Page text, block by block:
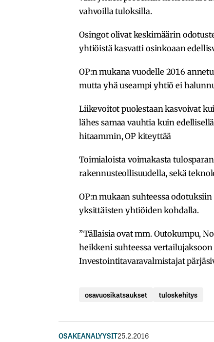
vahvoilla tuloksilla.
Osingot olivat keskimäärin
yhtiöistä kasvatti osinkoaan
OP:n mukana vuodelle 2016
mutta yhä useampi yhtiö ei
Liikevoitot puolestaan kasvoivat
lähes samaa vauhtia kuin
hitaammin, OP kiteyttää
Toimialoista voimakasta
rakennusteollisuudella, sekä
OP:n mukaan suhteessa
yksittäisten yhtiöiden kohdalla.
”Tällaisia ovat mm. Outokumpu,
heikkeni suhteessa
Investointitavaravalmistajat
osavuosikatsaukset tuloskehitys
OSAKEANALYYSIT25.2.2016